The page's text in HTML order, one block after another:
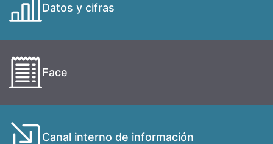
Datos y cifras
Face
Canal interno de información